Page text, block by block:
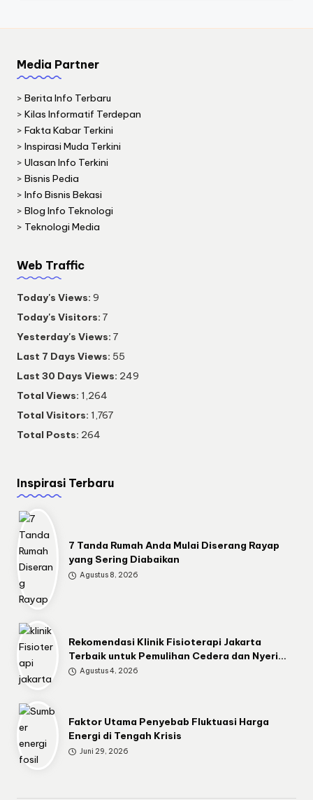
Media Partner
> Berita Info Terbaru
> Kilas Informatif Terdepan
> Fakta Kabar Terkini
> Inspirasi Muda Terkini
> Ulasan Info Terkini
> Bisnis Pedia
> Info Bisnis Bekasi
> Blog Info Teknologi
> Teknologi Media
Web Traffic
Today's Views: 9
Today's Visitors: 7
Yesterday's Views: 7
Last 7 Days Views: 55
Last 30 Days Views: 249
Total Views: 1,264
Total Visitors: 1,767
Total Posts: 264
Inspirasi Terbaru
7 Tanda Rumah Anda Mulai Diserang Rayap
yang Sering Diabaikan
Agustus 8, 2026
Rekomendasi Klinik Fisioterapi Jakarta
Terbaik untuk Pemulihan Cedera dan Nyeri…
Agustus 4, 2026
Faktor Utama Penyebab Fluktuasi Harga
Energi di Tengah Krisis
Juni 29, 2026